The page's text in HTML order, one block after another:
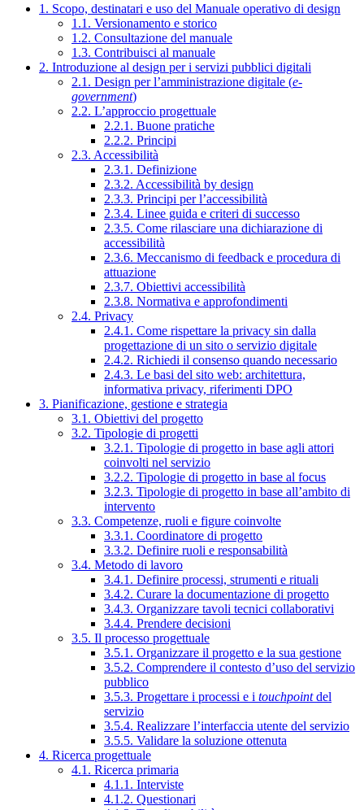
1. Scopo, destinatari e uso del Manuale operativo di design
1.1. Versionamento e storico
1.2. Consultazione del manuale
1.3. Contribuisci al manuale
2. Introduzione al design per i servizi pubblici digitali
2.1. Design per l’amministrazione digitale (e-
government)
2.2. L’approccio progettuale
2.2.1. Buone pratiche
2.2.2. Principi
2.3. Accessibilità
2.3.1. Definizione
2.3.2. Accessibilità by design
2.3.3. Principi per l’accessibilità
2.3.4. Linee guida e criteri di successo
2.3.5. Come rilasciare una dichiarazione di
accessibilità
2.3.6. Meccanismo di feedback e procedura di
attuazione
2.3.7. Obiettivi accessibilità
2.3.8. Normativa e approfondimenti
2.4. Privacy
2.4.1. Come rispettare la privacy sin dalla
progettazione di un sito o servizio digitale
2.4.2. Richiedi il consenso quando necessario
2.4.3. Le basi del sito web: architettura,
informativa privacy, riferimenti DPO
3. Pianificazione, gestione e strategia
3.1. Obiettivi del progetto
3.2. Tipologie di progetti
3.2.1. Tipologie di progetto in base agli attori
coinvolti nel servizio
3.2.2. Tipologie di progetto in base al focus
3.2.3. Tipologie di progetto in base all’ambito di
intervento
3.3. Competenze, ruoli e figure coinvolte
3.3.1. Coordinatore di progetto
3.3.2. Definire ruoli e responsabilità
3.4. Metodo di lavoro
3.4.1. Definire processi, strumenti e rituali
3.4.2. Curare la documentazione di progetto
3.4.3. Organizzare tavoli tecnici collaborativi
3.4.4. Prendere decisioni
3.5. Il processo progettuale
3.5.1. Organizzare il progetto e la sua gestione
3.5.2. Comprendere il contesto d’uso del servizio
pubblico
3.5.3. Progettare i processi e i touchpointdel
servizio
3.5.4. Realizzare l’interfaccia utente del servizio
3.5.5. Validare la soluzione ottenuta
4. Ricerca progettuale
4.1. Ricerca primaria
4.1.1. Interviste
4.1.2. Questionari